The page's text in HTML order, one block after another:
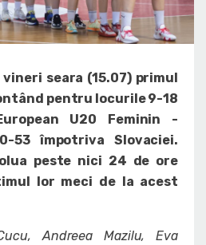
seara (15.07) primul
pentru locurile 9-18
U20 Feminin -
53 împotriva Slovaciei.
peste nici 24 de ore
lor meci de la acest
Andreea Mazilu, Eva